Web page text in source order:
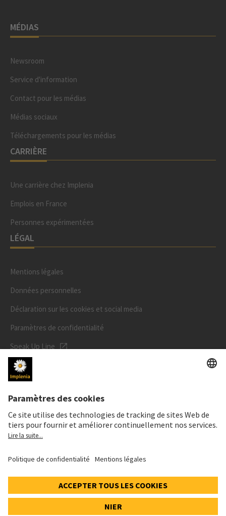
MÉDIAS
Newsroom
Service d'information
Contact pour les médias
Médias sociaux
Téléchargements pour les médias
CARRIÈRE
Une carrière chez Implenia
Emplois en France
Personnes expérimentées
LÉGAL
Mentions légales
Données personnelles
Déclaration sur les cookies et social media
Paramètres de confidentialité
Speak Up Line
PRIX DE L'ACTION
ISIN: CH0023868554
62,30 CHF
0,00 CHF (0,00%)
© 2026 Implenia AG